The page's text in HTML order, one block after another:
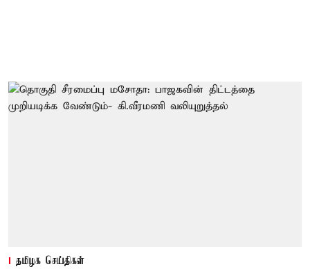
தமிழக செய்திகள்